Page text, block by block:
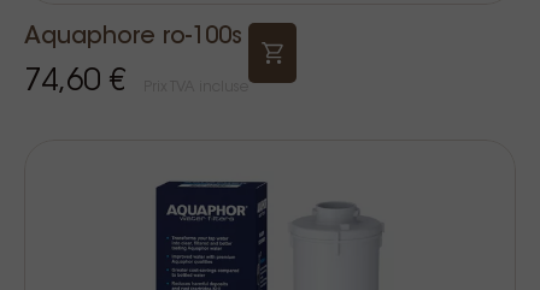
Aquaphore ro-100s
74,60 €